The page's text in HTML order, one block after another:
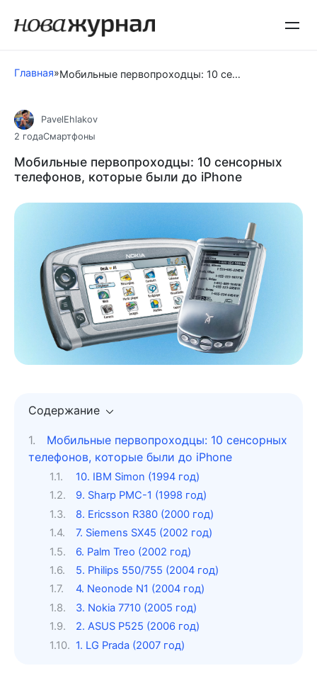
Главная» Мобильные первопроходцы: 10 сенсорных телефонов, которые были до iPhone
PavelEhlakov
2 годаСмартфоны
Мобильные первопроходцы: 10 сенсорных
телефонов, которые были до iPhone
Содержание
Мобильные первопроходцы: 10 сенсорных
телефонов, которые были до iPhone
10. IBM Simon (1994 год)
9. Sharp PMC-1 (1998 год)
8. Ericsson R380 (2000 год)
7. Siemens SX45 (2002 год)
6. Palm Treo (2002 год)
5. Philips 550/755 (2004 год)
4. Neonode N1 (2004 год)
3. Nokia 7710 (2005 год)
2. ASUS P525 (2006 год)
1. LG Prada (2007 год)